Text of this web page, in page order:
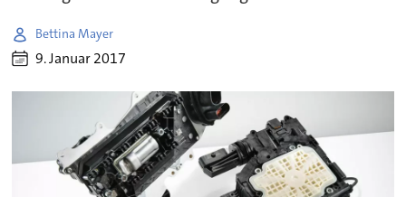
Bettina Mayer
9. Januar 2017